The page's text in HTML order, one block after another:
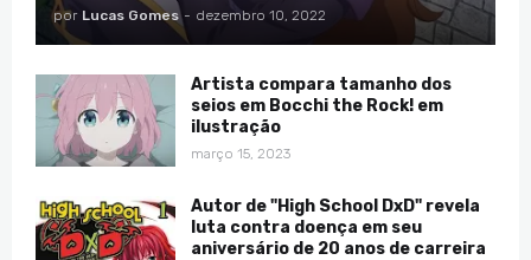
por Lucas Gomes - dezembro 10, 2022
Artista compara tamanho dos
seios em Bocchi the Rock! em
ilustração
março 15, 2023
Autor de "High School DxD" revela
luta contra doença em seu
aniversário de 20 anos de carreira